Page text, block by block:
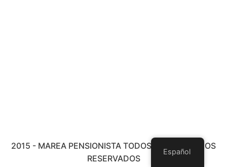
2015 - MAREA PENSIONISTA TODOS LOS DERECHOS
RESERVADOS
Español